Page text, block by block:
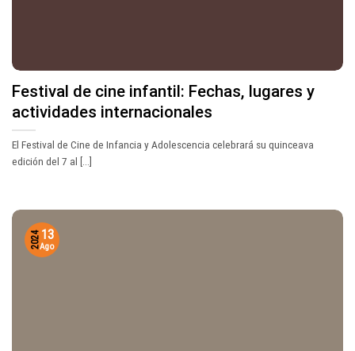
Festival de cine infantil: Fechas, lugares y
actividades internacionales
El Festival de Cine de Infancia y Adolescencia celebrará su quinceava
edición del 7 al [...]
13
Ago
2024